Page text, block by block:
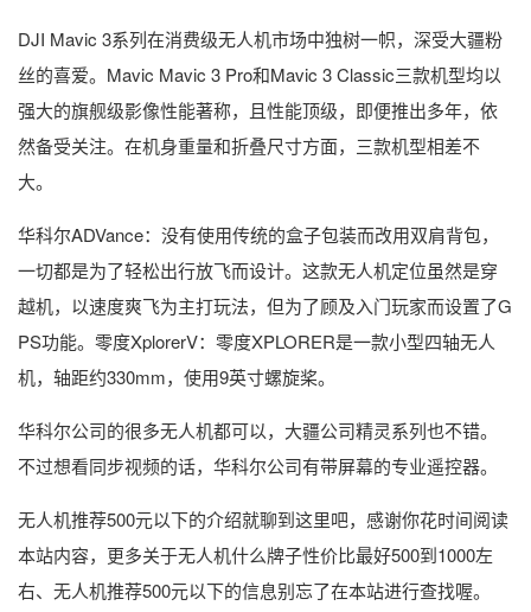
DJI Mavic 3系列在消费级无人机市场中独树一帜，深受大疆粉
丝的喜爱。Mavic Mavic 3 Pro和Mavic 3 Classic三款机型均以
强大的旗舰级影像性能著称，且性能顶级，即便推出多年，依
然备受关注。在机身重量和折叠尺寸方面，三款机型相差不
大。
华科尔ADVance：没有使用传统的盒子包装而改用双肩背包，
一切都是为了轻松出行放飞而设计。这款无人机定位虽然是穿
越机，以速度爽飞为主打玩法，但为了顾及入门玩家而设置了G
PS功能。零度XplorerV：零度XPLORER是一款小型四轴无人
机，轴距约330mm，使用9英寸螺旋桨。
华科尔公司的很多无人机都可以，大疆公司精灵系列也不错。
不过想看同步视频的话，华科尔公司有带屏幕的专业遥控器。
无人机推荐500元以下的介绍就聊到这里吧，感谢你花时间阅读
本站内容，更多关于无人机什么牌子性价比最好500到1000左
右、无人机推荐500元以下的信息别忘了在本站进行查找喔。